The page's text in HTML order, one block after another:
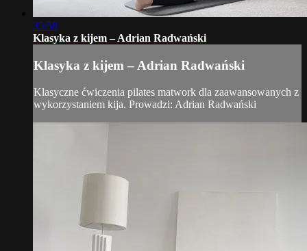
35:58
Klasyka z kijem – Adrian Radwański
Klasyka z kijem – Adrian Radwański
Klasyczne ćwiczenia pilates matwork dla zaawansowanych z
wykorzystaniem kija. Prowadzi: Adrian Radwański